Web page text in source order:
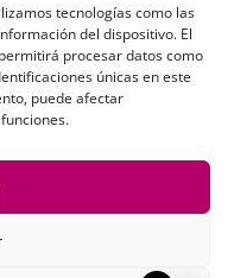
tecnologías como las
del dispositivo. El
procesar datos como
únicas en este
puede afectar